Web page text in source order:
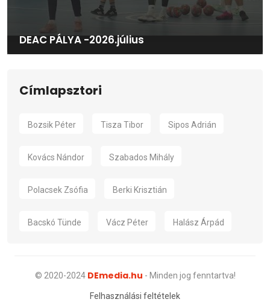
DEAC PÁLYA -2026.július
Címlapsztori
Bozsik Péter Tisza Tibor Sipos Adrián
Kovács Nándor Szabados Mihály
Polacsek Zsófia Berki Krisztián
Bacskó Tünde Vácz Péter Halász Árpád
© 2020-2024 DEmedia.hu - Minden jog fenntartva!
Felhasználási feltételek